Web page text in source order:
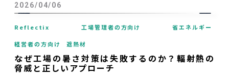
2026/04/06
Reflectix 工場管理者の方向け 省エネルギー
経営者の方向け 遮熱材
なぜ工場の暑さ対策は失敗するのか？輻射熱の
脅威と正しいアプローチ